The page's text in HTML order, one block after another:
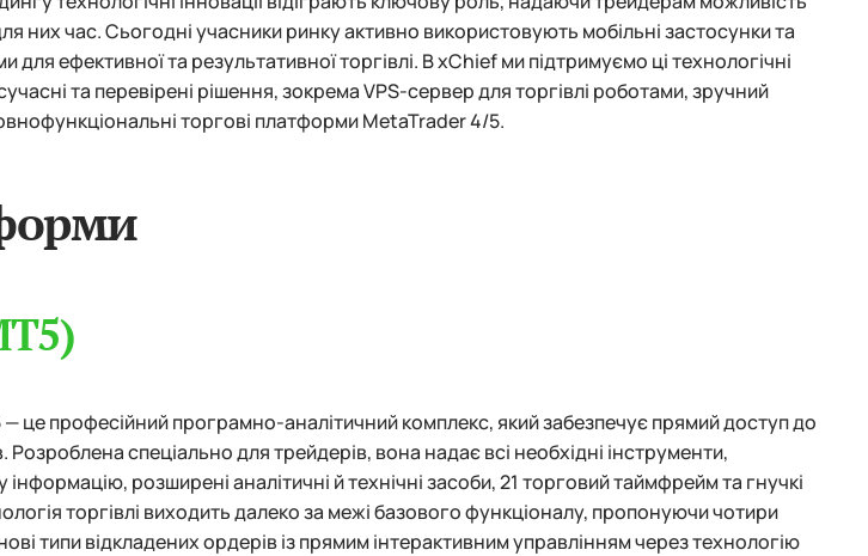
них час. Сьогодні учасники ринку активно використовують мобільні застосунки та
для ефективної та результативної торгівлі. В xChief ми підтримуємо ці технологічні
та перевірені рішення, зокрема VPS-сервер для торгівлі роботами, зручний
торгові платформи MetaTrader 4/5.
це професійний програмно-аналітичний комплекс, який забезпечує прямий доступ до
Розроблена спеціально для трейдерів, вона надає всі необхідні інструменти,
розширені аналітичні й технічні засоби, 21 торговий таймфрейм та гнучкі
торгівлі виходить далеко за межі базового функціоналу, пропонуючи чотири
типи відкладених ордерів із прямим інтерактивним управлінням через технологію